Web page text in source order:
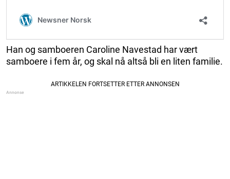
Han og samboeren Caroline Navestad har vært
samboere i fem år, og skal nå altså bli en liten familie.